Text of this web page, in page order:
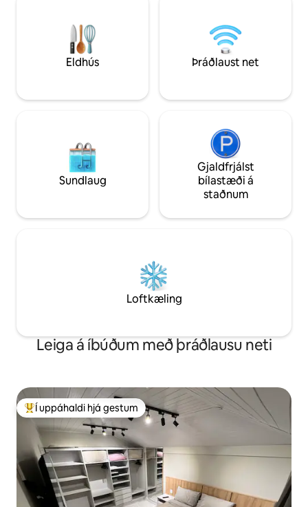
Melhores Destinos sem eitt besta Airbnb
í héraðinu. Aðeins 14 km frá miðbæ
Gramado. 🌿✨
nuddpotturinn
bað.
Eldhús Þráðlaust net
Sundlaug
Gjaldfrjálst
bílastæði á
staðnum
Loftkæling
Leiga á íbúðum með þráðlausu neti
Í mestu uppáhaldi hjá gestum
Í uppáhaldi hjá gestum